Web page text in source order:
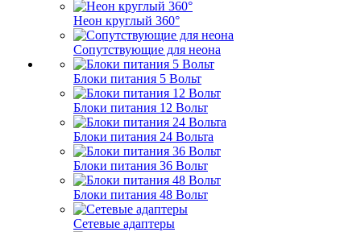
Неон круглый 360°
Сопутствующие для неона
Блоки питания 5 Вольт
Блоки питания 12 Вольт
Блоки питания 24 Вольта
Блоки питания 36 Вольт
Блоки питания 48 Вольт
Сетевые адаптеры